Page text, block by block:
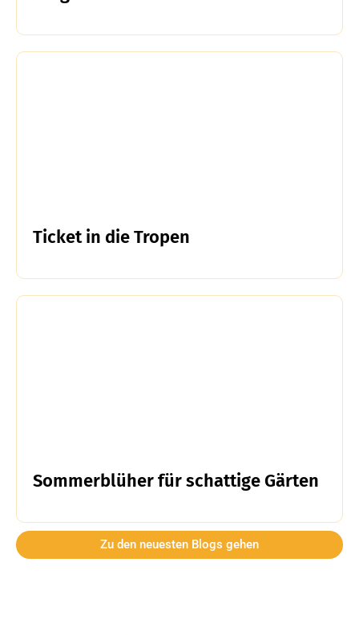
Ticket in die Tropen
Sommerblüher für schattige Gärten
Zu den neuesten Blogs gehen